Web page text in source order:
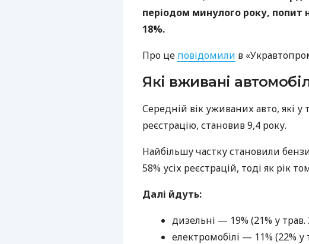
періодом минулого року, попит
18%.
Про це повідомили в
Які вживані
Середній вік уживаних авто, які у
реєстрацію, становив 9,4 року.
Найбільшу частку становили
58% усіх реєстрацій, тоді як рік
Далі йдуть:
дизельні — 19% (21% у трав.
електромобілі — 11% (22% у